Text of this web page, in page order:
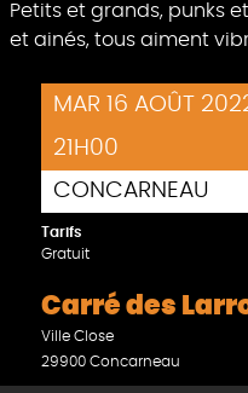
Petits et grands, punks
et ainés, tous aiment
MAR 16 AOÛT
21H00
CONCARNEAU
Tarifs
Gratuit
Carré des
Ville Close
29900 Concarneau